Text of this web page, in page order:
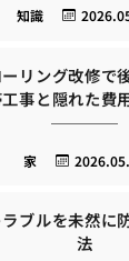
知識
リング改修で
事と隠れた費
家
ブルを未然に
法